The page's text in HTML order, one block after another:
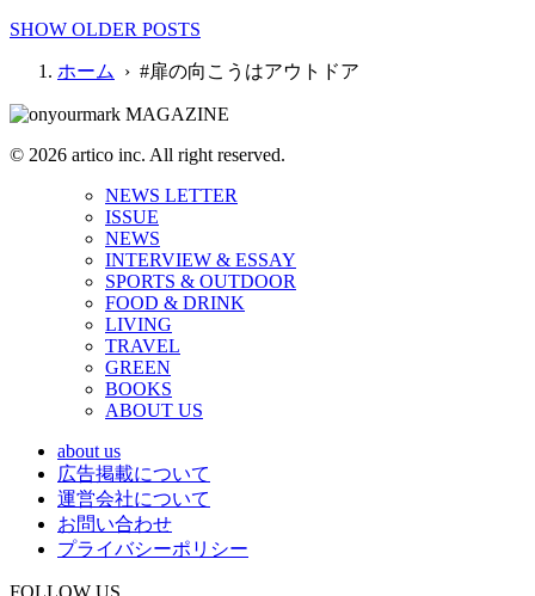
SHOW OLDER POSTS
ホーム › #扉の向こうはアウトドア
© 2026 artico inc. All right reserved.
NEWS LETTER
ISSUE
NEWS
INTERVIEW & ESSAY
SPORTS & OUTDOOR
FOOD & DRINK
LIVING
TRAVEL
GREEN
BOOKS
ABOUT US
about us
広告掲載について
運営会社について
お問い合わせ
プライバシーポリシー
FOLLOW US